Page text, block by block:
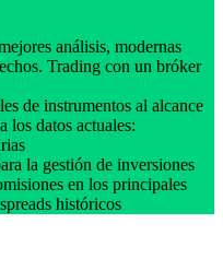
análisis, modernas
Trading con un bróker
de instrumentos al alcance
los datos actuales:
la gestión de inversiones
en los principales
históricos